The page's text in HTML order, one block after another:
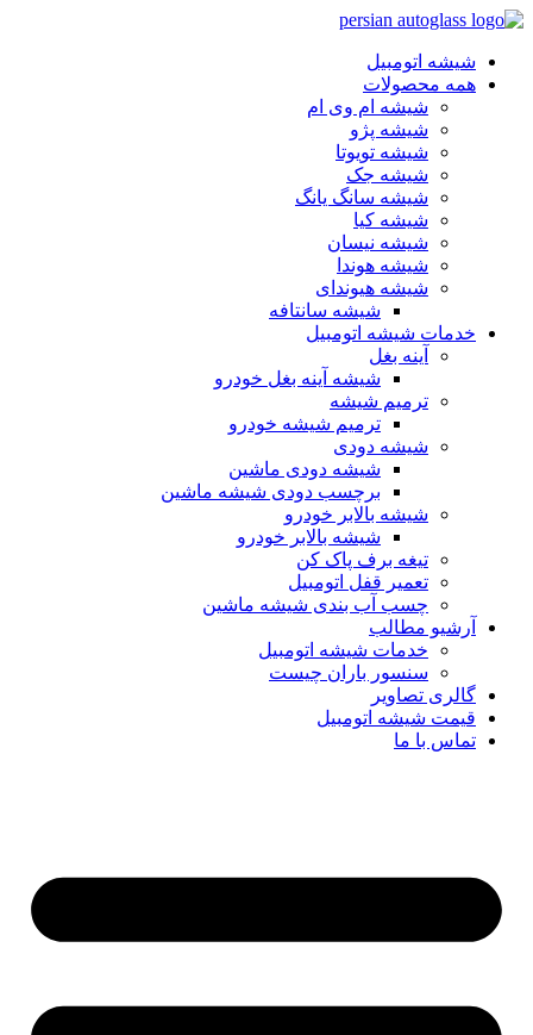
شیشه اتومبیل
همه محصولات
شیشه ام وی ام
شیشه پژو
شیشه تویوتا
شیشه جک
شیشه سانگ یانگ
شیشه کیا
شیشه نیسان
شیشه هوندا
شیشه هیوندای
شیشه سانتافه
خدمات شیشه اتومبیل
آینه بغل
شیشه آینه بغل خودرو
ترمیم شیشه
ترمیم شیشه خودرو
شیشه دودی
شیشه دودی ماشین
برچسب دودی شیشه ماشین
شیشه بالابر خودرو
شیشه بالابر خودرو
تیغه برف پاک کن
تعمیر قفل اتومبیل
چسب آب بندی شیشه ماشین
آرشیو مطالب
خدمات شیشه اتومبیل
سنسور باران چیست
گالری تصاویر
قیمت شیشه اتومبیل
تماس با ما